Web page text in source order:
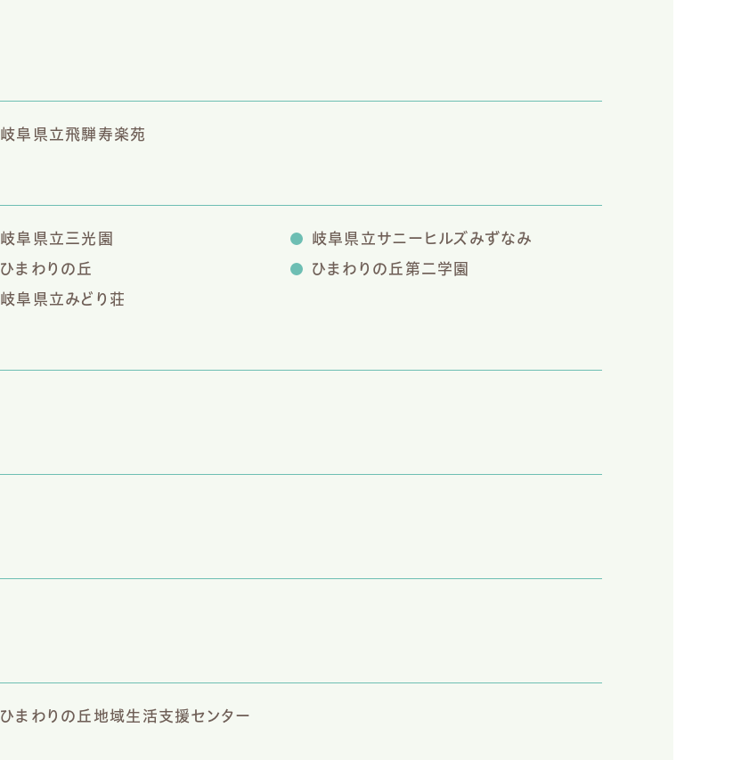
岐阜県立飛騨寿楽苑
岐阜県立三光園
岐阜県立サニーヒルズみずなみ
ひまわりの丘
ひまわりの丘第二学園
岐阜県立みどり荘
ひまわりの丘地域生活支援センター